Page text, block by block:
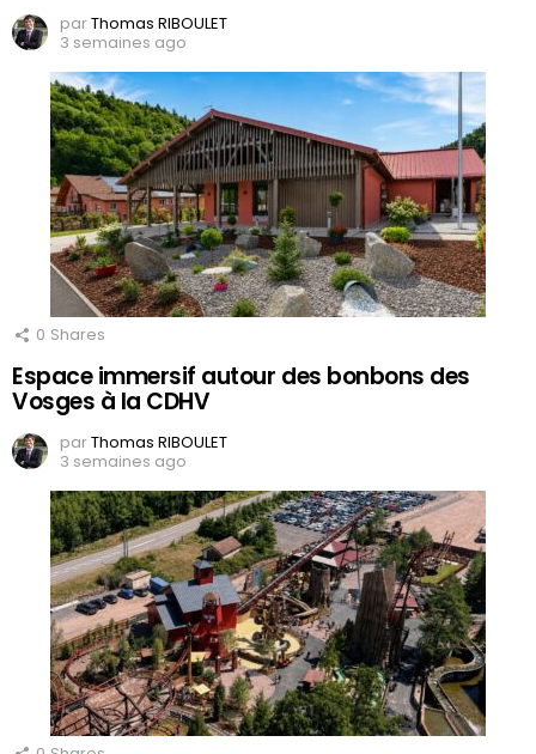
parThomas RIBOULET
3 semaines ago
0 Shares
Espace immersif autour des bonbons des
Vosges à la CDHV
parThomas RIBOULET
3 semaines ago